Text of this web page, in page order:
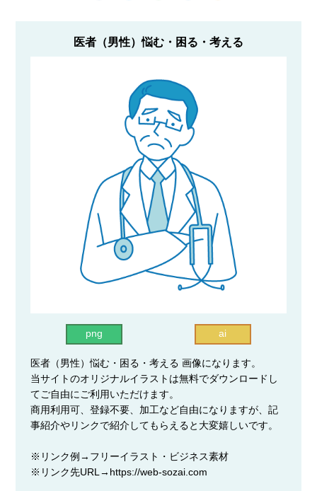
医者（男性）悩む・困る・考える
png ai
医者（男性）悩む・困る・考える 画像になります。
当サイトのオリジナルイラストは無料でダウンロードし
てご自由にご利用いただけます。
商用利用可、登録不要、加工など自由になりますが、記
事紹介やリンクで紹介してもらえると大変嬉しいです。
※リンク例→フリーイラスト・ビジネス素材
※リンク先URL→https://web-sozai.com